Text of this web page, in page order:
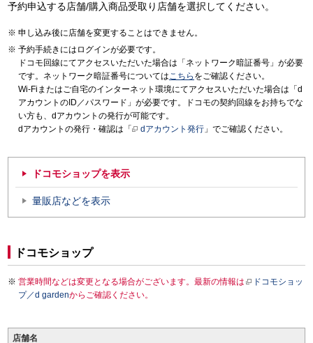
予約申込する店舗/購入商品受取り店舗を選択してください。
申し込み後に店舗を変更することはできません。
予約手続きにはログインが必要です。
ドコモ回線にてアクセスいただいた場合は「ネットワーク暗証番号」が必要
です。ネットワーク暗証番号についてはこちら をご確認ください。
Wi-Fiまたはご自宅のインターネット環境にてアクセスいただいた場合は「d
アカウントのID／パスワード」が必要です。ドコモの契約回線をお持ちでな
い方も、dアカウントの発行が可能です。
dアカウントの発行・確認は「
dアカウント発行 」でご確認ください。
ドコモショップを表示
量販店などを表示
ドコモショップ
営業時間などは変更となる場合がございます。最新の情報は
ドコモショッ
プ／d gardenからご確認ください。
店舗名